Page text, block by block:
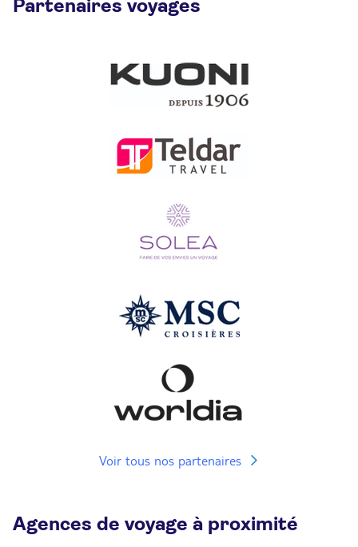
Partenaires voyages
Voir tous nos partenaires
Agences de voyage à proximité